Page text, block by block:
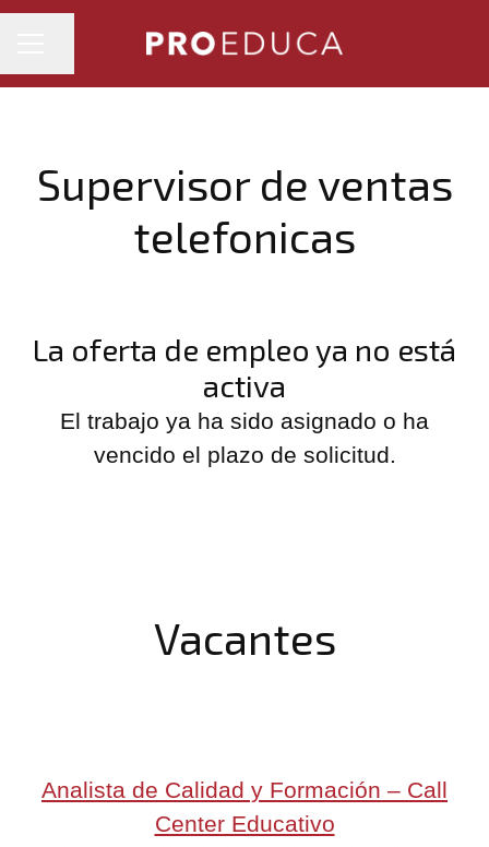
MENÚ DE EMPLEO
Compartir página
Supervisor de ventas
telefonicas
La oferta de empleo ya no está
activa
El trabajo ya ha sido asignado o ha
vencido el plazo de solicitud.
Vacantes
Analista de Calidad y Formación – Call
Center Educativo